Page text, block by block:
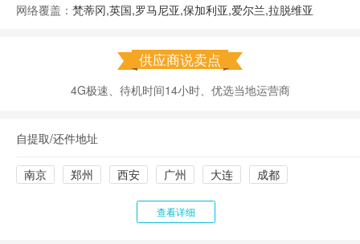
网络覆盖： 梵蒂冈,英国,罗马尼亚,保加利亚,爱尔兰,拉脱维亚
供应商说卖点
4G极速、待机时间14小时、优选当地运营商
自提取/还件地址
南京 郑州 西安 广州 大连 成都
查看详细